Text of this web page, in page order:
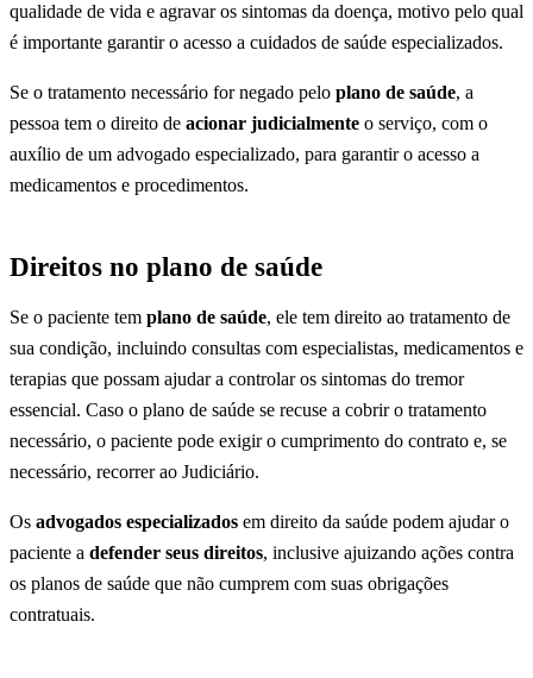
qualidade de vida e agravar os sintomas da doença, motivo pelo qual
é importante garantir o acesso a cuidados de saúde especializados.
Se o tratamento necessário for negado pelo plano de saúde, a
pessoa tem o direito de acionar judicialmente o serviço, com o
auxílio de um advogado especializado, para garantir o acesso a
medicamentos e procedimentos.
Direitos no plano de saúde
Se o paciente tem plano de saúde, ele tem direito ao tratamento de
sua condição, incluindo consultas com especialistas, medicamentos e
terapias que possam ajudar a controlar os sintomas do tremor
essencial. Caso o plano de saúde se recuse a cobrir o tratamento
necessário, o paciente pode exigir o cumprimento do contrato e, se
necessário, recorrer ao Judiciário.
Os advogados especializados em direito da saúde podem ajudar o
paciente a defender seus direitos, inclusive ajuizando ações contra
os planos de saúde que não cumprem com suas obrigações
contratuais.